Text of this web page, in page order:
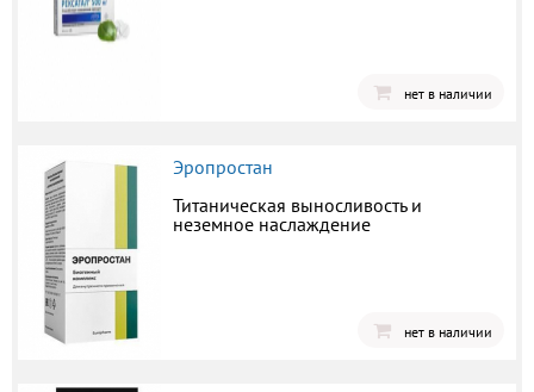
нет в наличии
Эропростан
Титаническая выносливость и
неземное наслаждение
нет в наличии